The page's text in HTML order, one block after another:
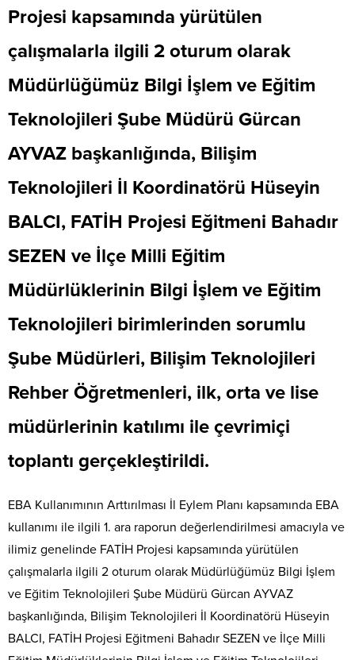
Projesi kapsamında yürütülen
çalışmalarla ilgili 2 oturum olarak
Müdürlüğümüz Bilgi İşlem ve Eğitim
Teknolojileri Şube Müdürü Gürcan
AYVAZ başkanlığında, Bilişim
Teknolojileri İl Koordinatörü Hüseyin
BALCI, FATİH Projesi Eğitmeni Bahadır
SEZEN ve İlçe Milli Eğitim
Müdürlüklerinin Bilgi İşlem ve Eğitim
Teknolojileri birimlerinden sorumlu
Şube Müdürleri, Bilişim Teknolojileri
Rehber Öğretmenleri, ilk, orta ve lise
müdürlerinin katılımı ile çevrimiçi
toplantı gerçekleştirildi.
EBA Kullanımının Arttırılması İl Eylem Planı kapsamında EBA
kullanımı ile ilgili 1. ara raporun değerlendirilmesi amacıyla ve
ilimiz genelinde FATİH Projesi kapsamında yürütülen
çalışmalarla ilgili 2 oturum olarak Müdürlüğümüz Bilgi İşlem
ve Eğitim Teknolojileri Şube Müdürü Gürcan AYVAZ
başkanlığında, Bilişim Teknolojileri İl Koordinatörü Hüseyin
BALCI, FATİH Projesi Eğitmeni Bahadır SEZEN ve İlçe Milli